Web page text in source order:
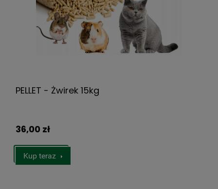
PELLET - Żwirek 15kg
36,00 zł
Kup teraz